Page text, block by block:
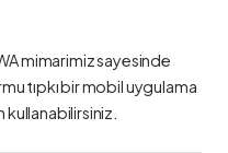
mimarimiz sayesinde
tıpkı bir mobil uygulama
kullanabilirsiniz.